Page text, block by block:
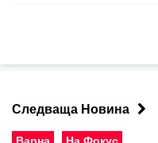
Следваща Новина
Варна На Фокус